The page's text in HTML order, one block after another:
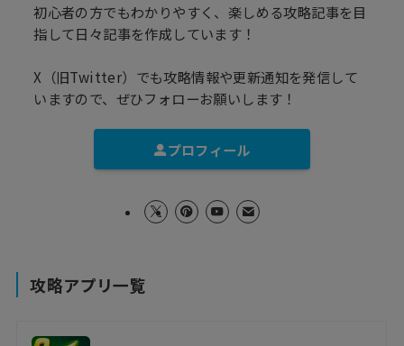
初心者の方でもわかりやすく、楽しめる攻略記事を目
指して日々記事を作成しています！
X（旧Twitter）でも攻略情報や更新通知を発信して
いますので、ぜひフォローお願いします！
プロフィール
攻略アプリ一覧